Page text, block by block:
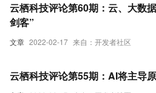
文章 2022-02-17 来自：开发者社区
云栖科技评论第60期：云、大数
剑客”
云栖科技评论第55期：AI将主导